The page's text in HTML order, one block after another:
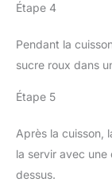
Étape 4
Pendant la
sucre roux dans
Étape 5
Après la cuisson,
la servir avec
dessus.